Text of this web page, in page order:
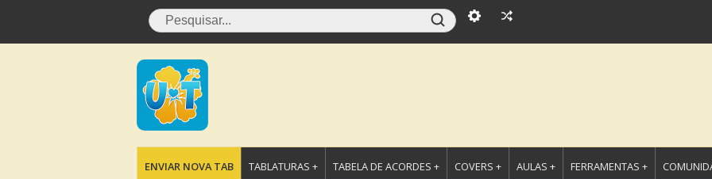
ENVIAR NOVA TAB TABLATURAS + TABELA DE ACORDES + COVERS + AULAS + FERRAMENTAS +